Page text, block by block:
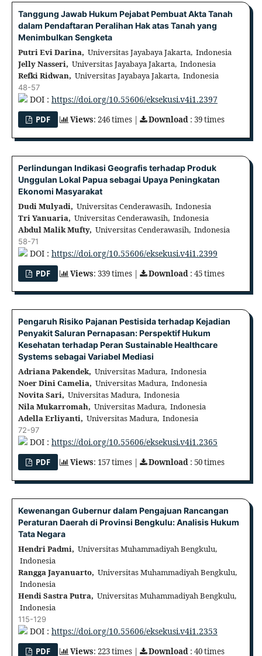
Tanggung Jawab Hukum Pejabat Pembuat Akta Tanah
dalam Pendaftaran Peralihan Hak atas Tanah yang
Menimbulkan Sengketa
Putri Evi Darina, Universitas Jayabaya Jakarta, Indonesia
Jelly Nasseri, Universitas Jayabaya Jakarta, Indonesia
Refki Ridwan, Universitas Jayabaya Jakarta, Indonesia
48-57
DOI : https://doi.org/10.55606/eksekusi.v4i1.2397
PDF Views: 246 times | Download : 39 times
Perlindungan Indikasi Geografis terhadap Produk
Unggulan Lokal Papua sebagai Upaya Peningkatan
Ekonomi Masyarakat
Dudi Mulyadi, Universitas Cenderawasih, Indonesia
Tri Yanuaria, Universitas Cenderawasih, Indonesia
Abdul Malik Mufty, Universitas Cenderawasih, Indonesia
58-71
DOI : https://doi.org/10.55606/eksekusi.v4i1.2399
PDF Views: 339 times | Download : 45 times
Pengaruh Risiko Pajanan Pestisida terhadap Kejadian
Penyakit Saluran Pernapasan: Perspektif Hukum
Kesehatan terhadap Peran Sustainable Healthcare
Systems sebagai Variabel Mediasi
Adriana Pakendek, Universitas Madura, Indonesia
Noer Dini Camelia, Universitas Madura, Indonesia
Novita Sari, Universitas Madura, Indonesia
Nila Mukarromah, Universitas Madura, Indonesia
Adella Erliyanti, Universitas Madura, Indonesia
72-97
DOI : https://doi.org/10.55606/eksekusi.v4i1.2365
PDF Views: 157 times | Download : 50 times
Kewenangan Gubernur dalam Pengajuan Rancangan
Peraturan Daerah di Provinsi Bengkulu: Analisis Hukum
Tata Negara
Hendri Padmi, Universitas Muhammadiyah Bengkulu,
Indonesia
Rangga Jayanuarto, Universitas Muhammadiyah Bengkulu,
Indonesia
Hendi Sastra Putra, Universitas Muhammadiyah Bengkulu,
Indonesia
115-129
DOI : https://doi.org/10.55606/eksekusi.v4i1.2353
PDF Views: 223 times | Download : 40 times